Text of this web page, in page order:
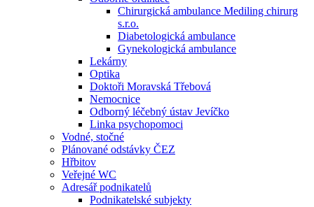
Chirurgická ambulance Mediling chirurg
s.r.o.
Diabetologická ambulance
Gynekologická ambulance
Lekárny
Optika
Doktoři Moravská Třebová
Nemocnice
Odborný léčebný ústav Jevíčko
Linka psychopomoci
Vodné, stočné
Plánované odstávky ČEZ
Hřbitov
Veřejné WC
Adresář podnikatelů
Podnikatelské subjekty